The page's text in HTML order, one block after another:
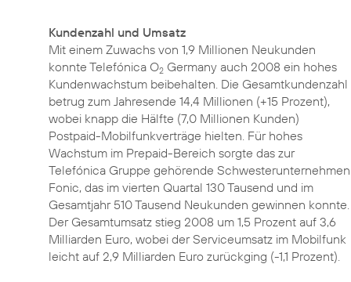
Kundenzahl und Umsatz
Mit einem Zuwachs von 1,9 Millionen Neukunden
konnte Telefónica O2 Germany auch 2008 ein hohes
Kundenwachstum beibehalten. Die Gesamtkundenzahl
betrug zum Jahresende 14,4 Millionen (+15 Prozent),
wobei knapp die Hälfte (7,0 Millionen Kunden)
Postpaid-Mobilfunkverträge hielten. Für hohes
Wachstum im Prepaid-Bereich sorgte das zur
Telefónica Gruppe gehörende Schwesterunternehmen
Fonic, das im vierten Quartal 130 Tausend und im
Gesamtjahr 510 Tausend Neukunden gewinnen konnte.
Der Gesamtumsatz stieg 2008 um 1,5 Prozent auf 3,6
Milliarden Euro, wobei der Serviceumsatz im Mobilfunk
leicht auf 2,9 Milliarden Euro zurückging (-1,1 Prozent).